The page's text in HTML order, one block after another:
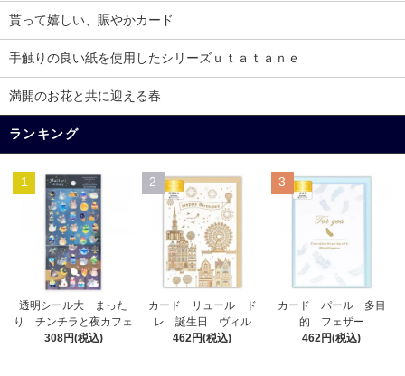
貰って嬉しい、賑やかカード
手触りの良い紙を使用したシリーズｕｔａｔａｎｅ
満開のお花と共に迎える春
ランキング
1
透明シール大 まった
り チンチラと夜カフェ
308円(税込)
2
カード リュール ド
レ 誕生日 ヴィル
462円(税込)
3
カード パール 多目
的 フェザー
462円(税込)